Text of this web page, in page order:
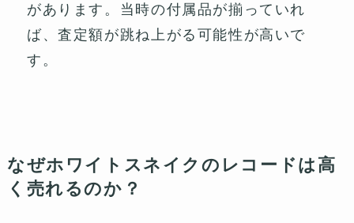
があります。当時の付属品が揃っていれ
ば、査定額が跳ね上がる可能性が高いで
す。
なぜホワイトスネイクのレコードは高
く売れるのか？